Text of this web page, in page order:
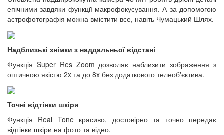
епічними завдяки функції макрофокусування. А за допомогою
астрофотографія можна вмістити все, навіть Чумацький Шлях.
Надблизькі знімки з наддальньої відстані
Функція Super Res Zoom дозволяє наблизити зображення з
оптичною якістю 2x та до 8x без додаткового телеоб'єктива.
Точні відтінки шкіри
Функція Real Tone красиво, достовірно та точно передає
відтінки шкіри на фото та відео.